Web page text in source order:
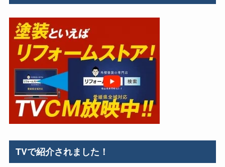
TVで紹介されました！